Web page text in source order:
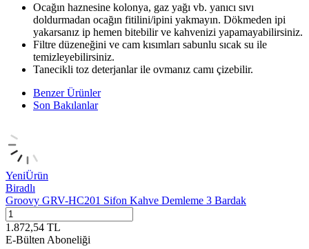
Ocağın haznesine kolonya, gaz yağı vb. yanıcı sıvı
doldurmadan ocağın fitilini/ipini yakmayın. Dökmeden ipi
yakarsanız ip hemen bitebilir ve kahvenizi yapamayabilirsiniz.
Filtre düzeneğini ve cam kısımları sabunlu sıcak su ile
temizleyebilirsiniz.
Tanecikli toz deterjanlar ile ovmanız camı çizebilir.
Benzer Ürünler
Son Bakılanlar
YeniÜrün
Biradlı
Groovy GRV-HC201 Sifon Kahve Demleme 3 Bardak
1.872,54 TL
E-Bülten Aboneliği